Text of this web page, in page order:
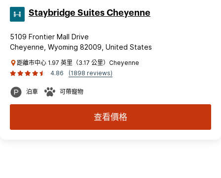
Staybridge Suites Cheyenne
5109 Frontier Mall Drive
Cheyenne, Wyoming 82009, United States
距離市中心 1.97 英里（3.17 公里）Cheyenne
4.86
(1898 reviews)
泊車 可帶寵物
查看價格